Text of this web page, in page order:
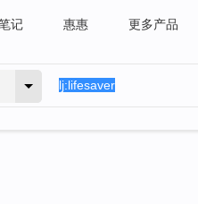
记 惠惠 更多产品